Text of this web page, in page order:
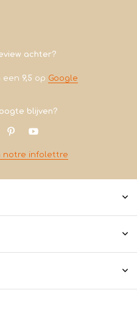
achter?
een 9,5 op Google
blijven?
notre infolettre